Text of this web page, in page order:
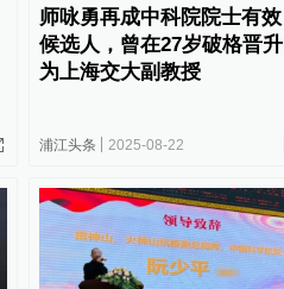
师咏勇再成中科院院士有效
候选人，曾在27岁破格晋升
为上海交大副教授
浦江头条 2025-08-22